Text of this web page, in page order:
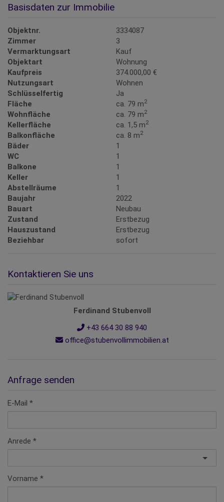
Basisdaten zur Immobilie
Objektnr.
3334087
Zimmer
3
Vermarktungsart
Kauf
Objektart
Wohnung
Kaufpreis
374.000,00 €
Nutzungsart
Wohnen
Schlüsselfertig
Ja
Fläche
ca. 79 m2
Wohnfläche ca. 79 m2
Kellerfläche ca. 1,5 m2
Balkonfläche ca. 8 m2
Bäder
1
WC
1
Balkone
1
Keller
1
Abstellräume
1
Baujahr
2022
Bauart
Neubau
Zustand
Erstbezug
Hauszustand
Erstbezug
Beziehbar
sofort
Kontaktieren Sie uns
Ferdinand Stubenvoll
+43 664 30 88 940
office@stubenvollimmobilien.at
Anfrage senden
E-Mail
Anrede
Vorname